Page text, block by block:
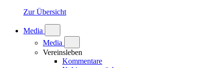
Zur Übersicht
Media
Media
Vereinsleben
Kommentare